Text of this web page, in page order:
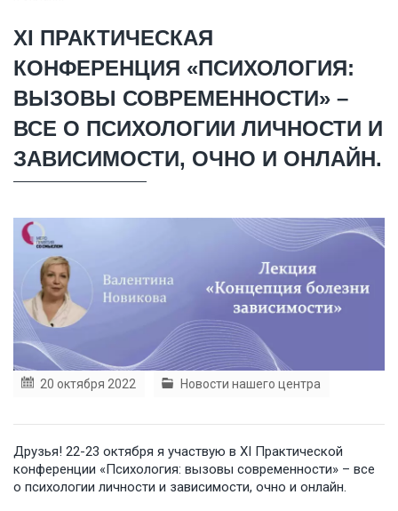
XI ПРАКТИЧЕСКАЯ
КОНФЕРЕНЦИЯ «ПСИХОЛОГИЯ:
ВЫЗОВЫ СОВРЕМЕННОСТИ» –
ВСЕ О ПСИХОЛОГИИ ЛИЧНОСТИ И
ЗАВИСИМОСТИ, ОЧНО И ОНЛАЙН.
20 октября 2022 Новости нашего центра
Друзья! 22-23 октября я участвую в XI Практической
конференции «Психология: вызовы современности» – все
о психологии личности и зависимости, очно и онлайн.